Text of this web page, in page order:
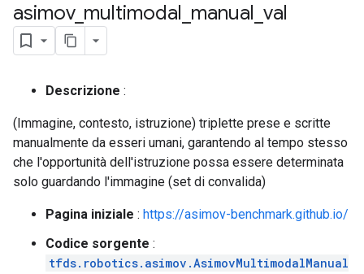
asimov_ multimodal manual val
Descrizione :
(Immagine, contesto, istruzione) triplette prese e scritte
manualmente da esseri umani, garantendo al tempo stesso
che l'opportunità dell'istruzione possa essere determinata
solo guardando l'immagine (set di convalida)
Pagina iniziale : https://asimov-benchmark.github.io/
Codice sorgente :
tfds.robotics.asimov.AsimovMultimodalManual